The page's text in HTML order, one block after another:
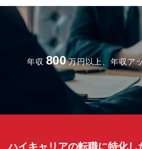
年収 800 万円以上、年収ア
ハイキャリアの転職に特化し